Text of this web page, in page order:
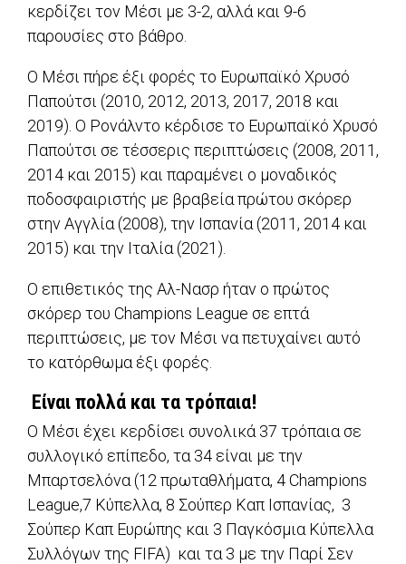
κερδίζει τον Μέσι με 3-2, αλλά και 9-6
παρουσίες στο βάθρο.
Ο Μέσι πήρε έξι φορές το Ευρωπαϊκό Χρυσό
Παπούτσι (2010, 2012, 2013, 2017, 2018 και
2019). Ο Ρονάλντο κέρδισε το Ευρωπαϊκό Χρυσό
Παπούτσι σε τέσσερις περιπτώσεις (2008, 2011,
2014 και 2015) και παραμένει ο μοναδικός
ποδοσφαιριστής με βραβεία πρώτου σκόρερ
στην Αγγλία (2008), την Ισπανία (2011, 2014 και
2015) και την Ιταλία (2021).
Ο επιθετικός της Αλ-Νασρ ήταν ο πρώτος
σκόρερ του Champions League σε επτά
περιπτώσεις, με τον Μέσι να πετυχαίνει αυτό
το κατόρθωμα έξι φορές.
Είναι πολλά και τα τρόπαια!
O Μέσι έχει κερδίσει συνολικά 37 τρόπαια σε
συλλογικό επίπεδο, τα 34 είναι με την
Μπαρτσελόνα (12 πρωταθλήματα, 4 Champions
League,7 Κύπελλα, 8 Σούπερ Καπ Ισπανίας, 3
Σούπερ Καπ Ευρώπης και 3 Παγκόσμια Κύπελλα
Συλλόγων της FIFA) και τα 3 με την Παρί Σεν